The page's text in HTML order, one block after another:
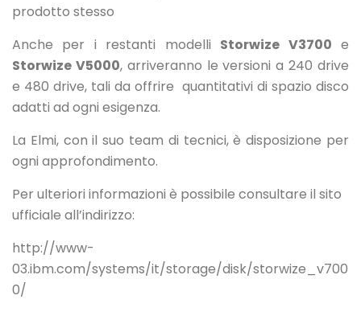
prodotto stesso
Anche per i restanti modelli Storwize V3700 e
Storwize V5000, arriveranno le versioni a 240 drive
e 480 drive, tali da offrire quantitativi di spazio disco
adatti ad ogni esigenza.
La Elmi, con il suo team di tecnici, è disposizione per
ogni approfondimento.
Per ulteriori informazioni è possibile consultare il sito
ufficiale all’indirizzo:
http://www-
03.ibm.com/systems/it/storage/disk/storwize_v700
0/